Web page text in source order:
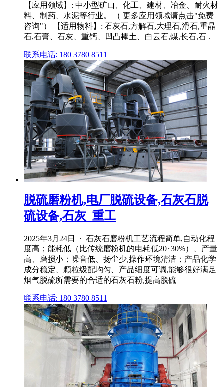
【应用领域】: 中小型矿山、化工、建材、冶金、耐火材
料、制药、水泥等行业。 （ 更多应用领域请点击"免费
咨询"） 【适用物料】: 石灰石,方解石,大理石,滑石,重晶
石,石膏、石灰、重钙、凹凸棒土、白云石,煤,长石,石 .
联系电话: 180 3780 8511
脱硫磨粉机,电厂脱硫设备,石灰石脱
硫设备,石灰_重工
2025年3月24日 · 石灰石磨粉机工艺流程简单,自动化程
度高；能耗低（比传统磨粉机的电耗低20~30%）、产量
高、磨损小；噪音低、扬尘少,操作环境清洁；产品化学
成分稳定、颗粒级配均匀、产品细度可调,能够很好满足
烟气脱硫所需要的合适的石灰石粉,提高脱硫
联系电话: 180 3780 8511